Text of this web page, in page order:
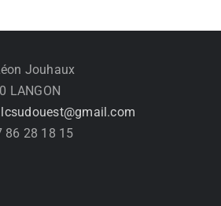
Jouhaux
LANGON
86 28 18 15